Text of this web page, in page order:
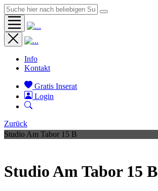
Info
Kontakt
Gratis Inserat
Login
Zurück
Studio Am Tabor 15 B
Studio Am Tabor 15 B